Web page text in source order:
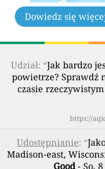
Dowiedz się
Udział: “Jak bardzo
powietrze? Sprawdź
czasie
https://
Udostępnianie: “
Madison-east,
Good- So, 8